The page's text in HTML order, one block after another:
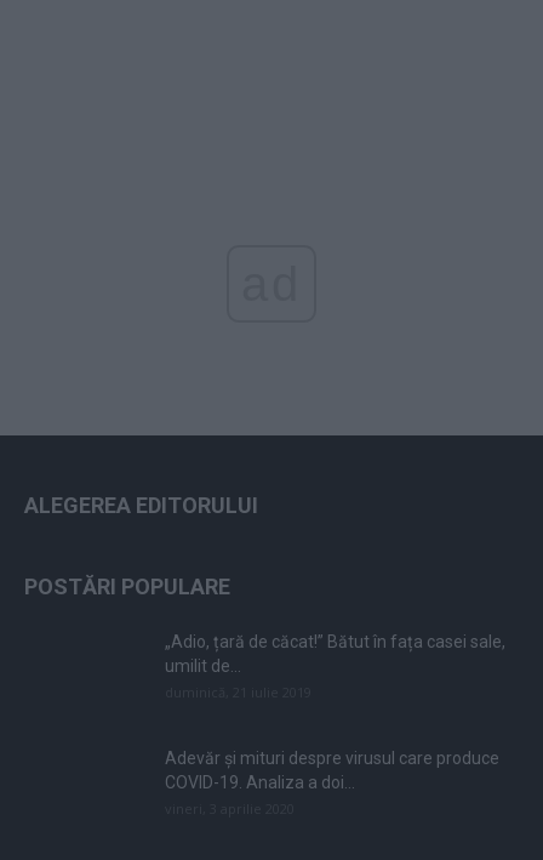
ALEGEREA EDITORULUI
POSTĂRI POPULARE
„Adio, țară de căcat!” Bătut în fața casei sale,
umilit de...
Adevăr și mituri despre virusul care produce
COVID-19. Analiza a doi...